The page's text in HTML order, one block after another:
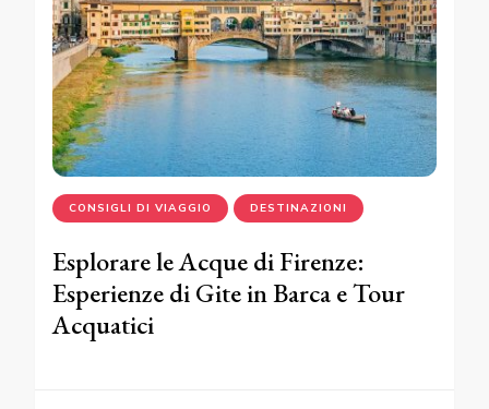
CONSIGLI DI VIAGGIO DESTINAZIONI
Esplorare le Acque di Firenze:
Esperienze di Gite in Barca e Tour
Acquatici